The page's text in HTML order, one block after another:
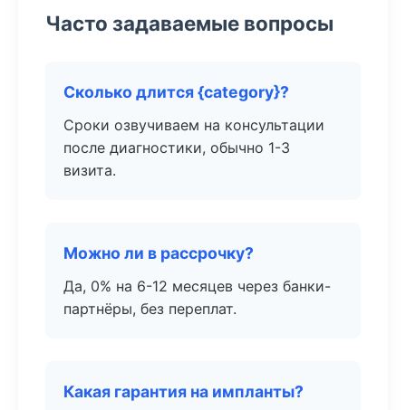
Часто задаваемые вопросы
Сколько длится {category}?
Сроки озвучиваем на консультации
после диагностики, обычно 1-3
визита.
Можно ли в рассрочку?
Да, 0% на 6-12 месяцев через банки-
партнёры, без переплат.
Какая гарантия на импланты?